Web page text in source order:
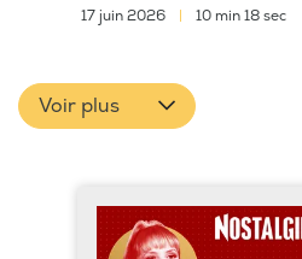
17 juin 2026 10 min 18 sec
Voir plus